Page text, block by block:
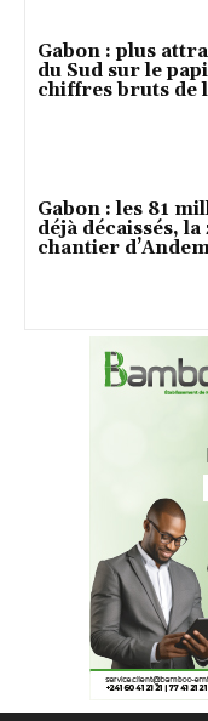
Gabon : plus
du Sud sur le
chiffres bruts de
Gabon : les 81
déjà décaissés,
chantier